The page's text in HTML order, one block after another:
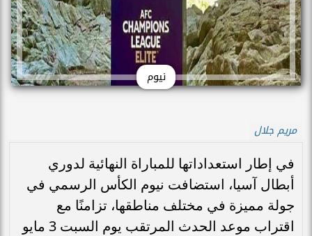
نيوم
مريم جلال
في إطار استعداداتها للمباراة النهائية لدوري
أبطال آسيا، استضافت نيوم الكأس الرسمي في
جولة مميزة في مختلف مناطقها، تزامنًا مع
اقتراب موعد الحدث المرتقب يوم السبت 3 مايو